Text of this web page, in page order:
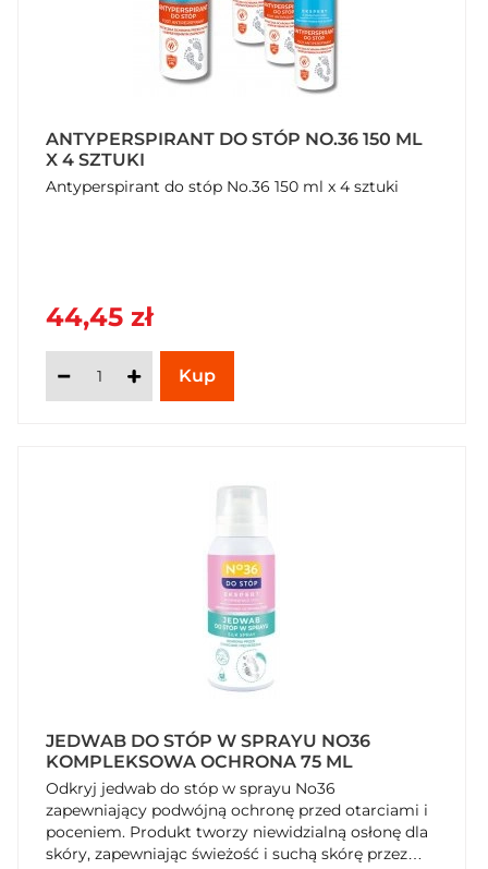
ANTYPERSPIRANT DO STÓP NO.36 150 ML
X 4 SZTUKI
Antyperspirant do stóp No.36 150 ml x 4 sztuki
44,45 zł
JEDWAB DO STÓP W SPRAYU NO36
KOMPLEKSOWA OCHRONA 75 ML
Odkryj jedwab do stóp w sprayu No36
zapewniający podwójną ochronę przed otarciami i
poceniem. Produkt tworzy niewidzialną osłonę dla
skóry, zapewniając świeżość i suchą skórę przez